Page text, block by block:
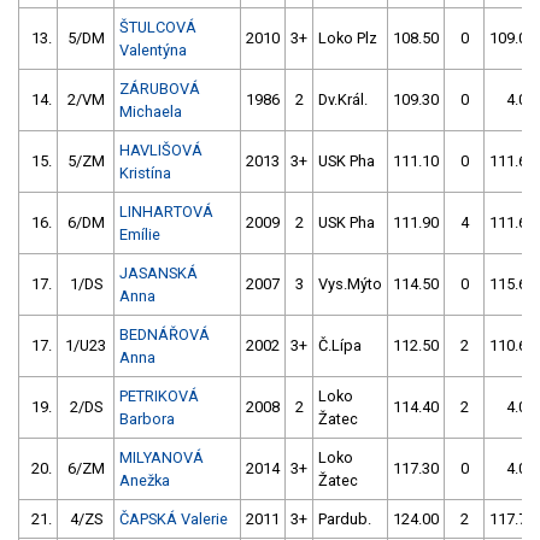
13. 5/DM
ŠTULCOVÁ
Valentýna
2010 3+ Loko Plz 108.50 0 109.00
14. 2/VM
ZÁRUBOVÁ
Michaela
1986 2 Dv.Král. 109.30 0 4.00
15. 5/ZM
HAVLIŠOVÁ
Kristína
2013 3+ USK Pha 111.10 0 111.60
16. 6/DM
LINHARTOVÁ
Emílie
2009 2 USK Pha 111.90 4 111.60
17. 1/DS
JASANSKÁ
Anna
2007 3 Vys.Mýto 114.50 0 115.60
17. 1/U23
BEDNÁŘOVÁ
Anna
2002 3+ Č.Lípa 112.50 2 110.60
19. 2/DS
PETRIKOVÁ
Barbora
2008 2
Loko
Žatec
114.40 2 4.00
20. 6/ZM
MILYANOVÁ
Anežka
2014 3+
Loko
Žatec
117.30 0 4.00
21. 4/ZS ČAPSKÁ Valerie 2011 3+ Pardub. 124.00 2 117.70